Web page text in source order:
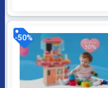
thông tin khách hàng giúp
sale khi...
-50%